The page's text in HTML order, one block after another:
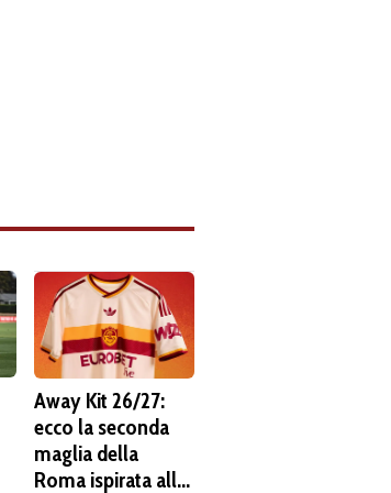
Away Kit 26/27:
ecco la seconda
maglia della
Roma ispirata alla